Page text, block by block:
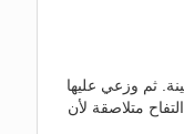
ثم وزعي عليها
متلاصقة لأن